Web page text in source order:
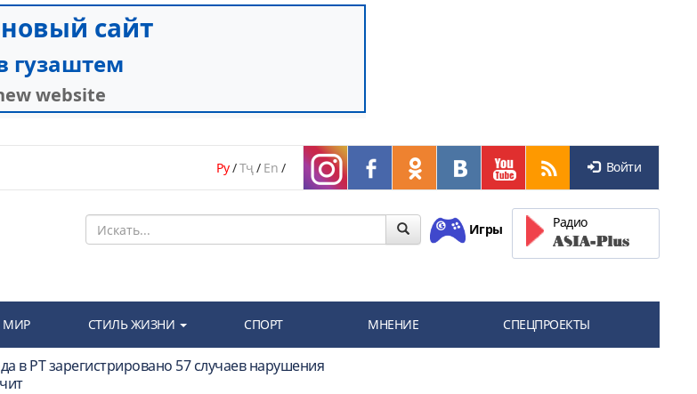
Ру/Тҷ/ En / Войти
Игры Радио
МИР СТИЛЬ ЖИЗНИ СПОРТ МНЕНИЕ СПЕЦПРОЕКТЫ
в РТ зарегистрировано 57 случаев нарушения